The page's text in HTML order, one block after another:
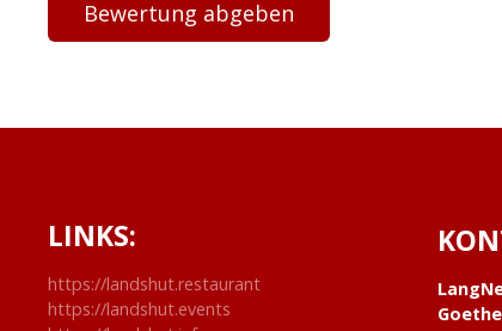
LINKS:
https://landshut.restaurant
https://landshut.events